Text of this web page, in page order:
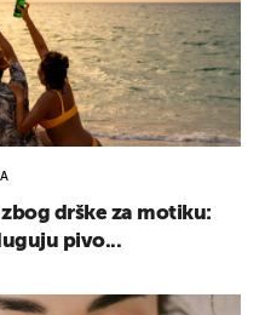
drške za motiku:
pivo...